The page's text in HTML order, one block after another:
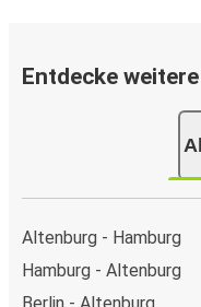
Entdecke
Altenburg - Hamburg
Hamburg - Altenburg